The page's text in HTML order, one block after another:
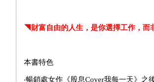
◥財富自由的人生，是你選擇工作，而
本書特色
‧暢銷處女作 《股息Cover我每一天》之